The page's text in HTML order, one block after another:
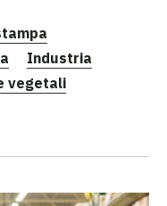
Industria
vegetali